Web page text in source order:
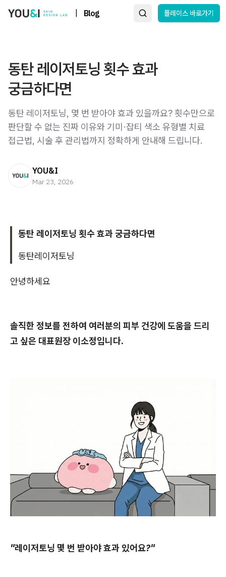
Blog 플레이스 바로가기
동탄 레이저토닝 횟수 효과
궁금하다면
동탄 레이저토닝, 몇 번 받아야 효과 있을까요? 횟수만으로
판단할 수 없는 진짜 이유와 기미·잡티 색소 유형별 치료
접근법, 시술 후 관리법까지 정확하게 안내해 드립니다.
YOU&I
Mar 23, 2026
동탄 레이저토닝 횟수 효과 궁금하다면
동탄레이저토닝
안녕하세요
솔직한 정보를 전하여 여러분의 피부 건강에 도움을 드리
고 싶은 대표원장 이소정입니다.
"레이저토닝 몇 번 받아야 효과 있어요?"